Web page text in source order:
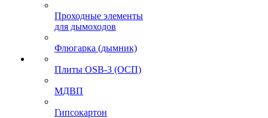
Проходные элементы
для дымоходов
Флюгарка (дымник)
Плиты OSB-3 (ОСП)
МДВП
Гипсокартон